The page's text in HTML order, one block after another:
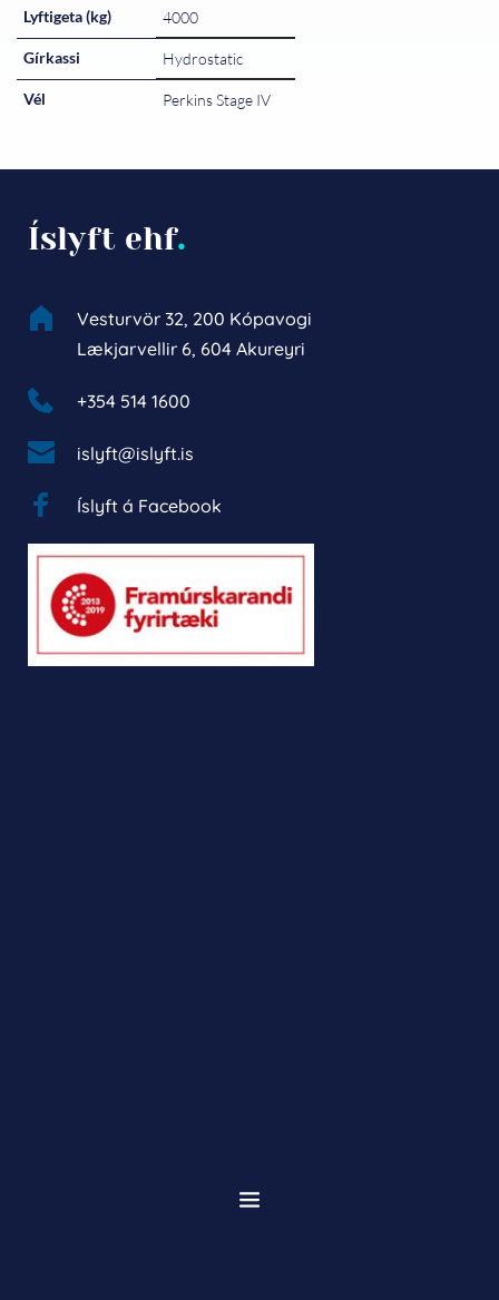
Lyftigeta (kg) 4000
Gírkassi Hydrostatic
Vél Perkins Stage IV
Íslyft ehf.
Vesturvör 32, 200 Kópavogi
Lækjarvellir 6, 604 Akureyri
+354 514 1600
islyft@islyft.is
Íslyft á Facebook